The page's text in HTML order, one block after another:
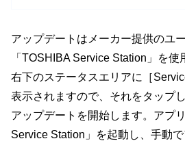
アップデートはメーカー提供のユ
「TOSHIBA Service Station」を
右下のステータスエリアに［
表示されますので、それをタップ
アップデートを開始します。アプ
Service Station」を起動し、手動